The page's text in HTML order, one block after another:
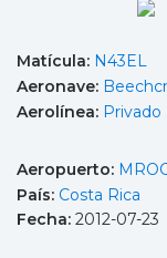
Matícula: N43EL
Aeronave:
Aerolínea: Privado
Aeropuerto:
País: Costa Rica
Fecha: 2012-07-23